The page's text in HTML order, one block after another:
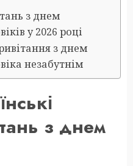
з днем
у 2026 році
з днем
незабутнім
з днем